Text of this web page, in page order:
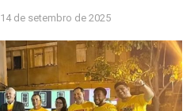
14 de setembro de 2025